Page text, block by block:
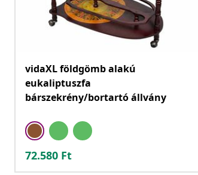
vidaXL földgömb alakú
eukaliptuszfa
bárszekrény/bortartó állvány
72.580 Ft